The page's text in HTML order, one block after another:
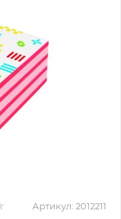
Артикул: 2012211